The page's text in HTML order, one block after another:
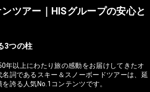
ンツアー｜HISグループの安心と
3つの柱
年以上にわたり旅の感動をお届けしてきたオ
名詞であるスキー＆スノーボードツアーは、延
誇る人気No.1コンテンツです。